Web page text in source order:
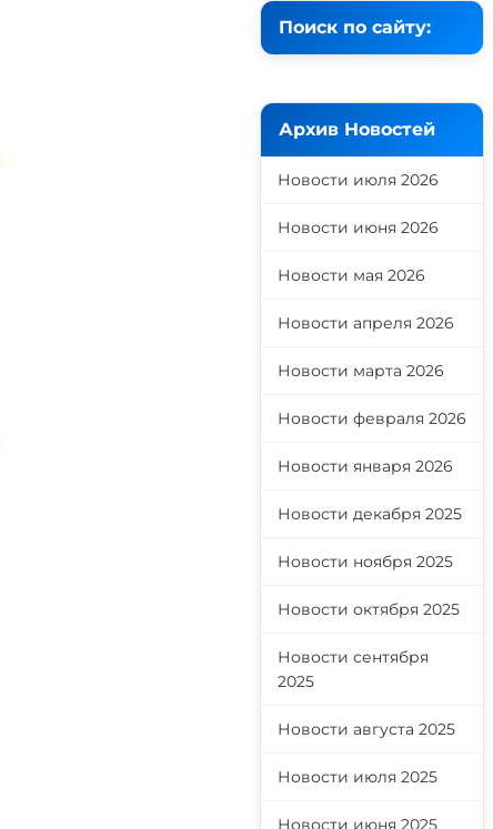
Поиск по сайту:
Архив Новостей
Новости июля 2026
Новости июня 2026
Новости мая 2026
Новости апреля 2026
Новости марта 2026
Новости февраля 2026
Новости января 2026
Новости декабря 2025
Новости ноября 2025
Новости октября 2025
Новости сентября
2025
Новости августа 2025
Новости июля 2025
Новости июня 2025